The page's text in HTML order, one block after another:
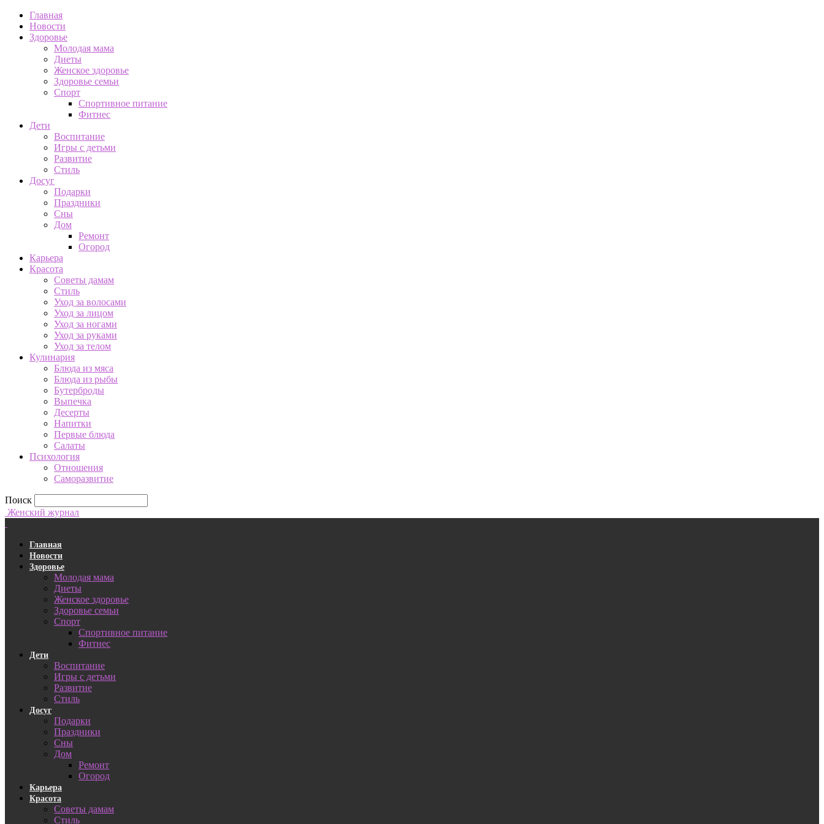
Главная
Новости
Здоровье
Молодая мама
Диеты
Женское здоровье
Здоровье семьи
Спорт
Спортивное питание
Фитнес
Дети
Воспитание
Игры с детьми
Развитие
Стиль
Досуг
Подарки
Праздники
Сны
Дом
Ремонт
Огород
Карьера
Красота
Советы дамам
Стиль
Уход за волосами
Уход за лицом
Уход за ногами
Уход за руками
Уход за телом
Кулинария
Блюда из мяса
Блюда из рыбы
Бутерброды
Выпечка
Десерты
Напитки
Первые блюда
Салаты
Психология
Отношения
Саморазвитие
Поиск
Женский журнал
Главная
Новости
Здоровье
Молодая мама
Диеты
Женское здоровье
Здоровье семьи
Спорт
Спортивное питание
Фитнес
Дети
Воспитание
Игры с детьми
Развитие
Стиль
Досуг
Подарки
Праздники
Сны
Дом
Ремонт
Огород
Карьера
Красота
Советы дамам
Стиль